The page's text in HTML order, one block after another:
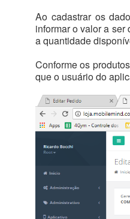
Ao cadastrar os
informar o valor a
a quantidade
Conforme os
que o usuário do